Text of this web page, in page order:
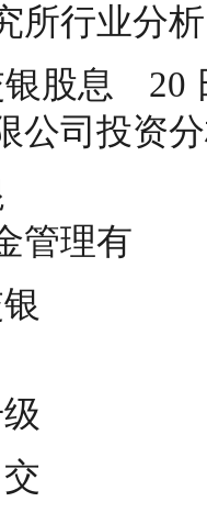
所行业分析
公司投资
管理有
级
交